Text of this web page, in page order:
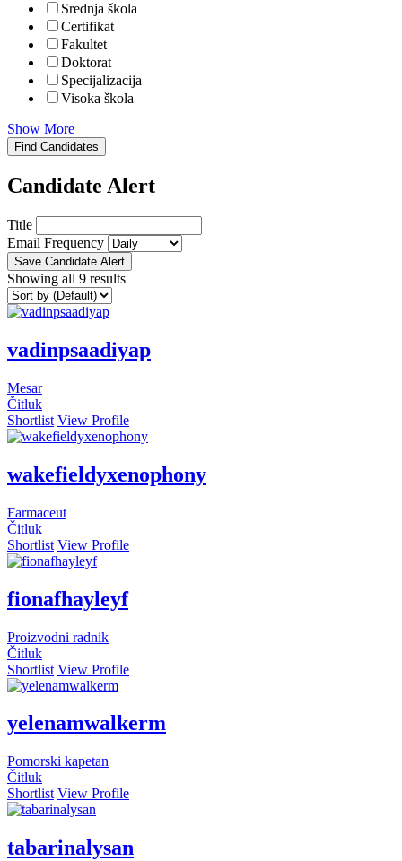
Srednja škola
Certifikat
Fakultet
Doktorat
Specijalizacija
Visoka škola
Show More
Find Candidates
Candidate Alert
Title
Email Frequency
Save Candidate Alert
Showing all 9 results
vadinpsaadiyap
Mesar
Čitluk
Shortlist View Profile
wakefieldyxenophony
Farmaceut
Čitluk
Shortlist View Profile
fionafhayleyf
Proizvodni radnik
Čitluk
Shortlist View Profile
yelenamwalkerm
Pomorski kapetan
Čitluk
Shortlist View Profile
tabarinalysan